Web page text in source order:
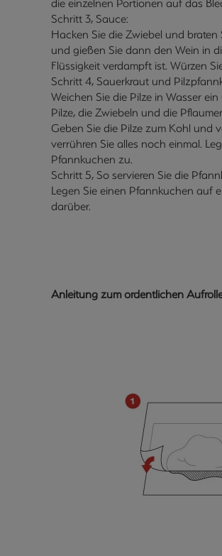
die einzelnen Portionen auf das
Schritt 3, Sauce:
Hacken Sie die Zwiebel und
und gießen Sie dann den Wein in
Flüssigkeit verdampft ist. Würzen
Schritt 4, Sauerkraut und
Weichen Sie die Pilze in Wasser
Pilze, die Zwiebeln und die
Geben Sie die Pilze zum Kohl und
verrühren Sie alles noch einmal.
Pfannkuchen zu.
Schritt 5, So servieren Sie die
Legen Sie einen Pfannkuchen auf
darüber.
Anleitung zum ordentlichen